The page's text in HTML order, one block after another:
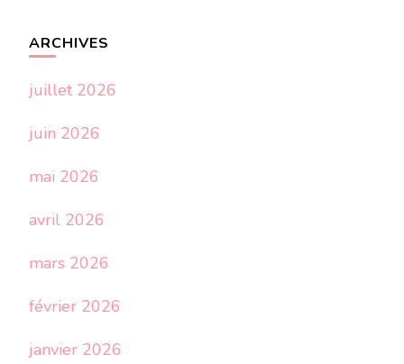
ARCHIVES
juillet 2026
juin 2026
mai 2026
avril 2026
mars 2026
février 2026
janvier 2026